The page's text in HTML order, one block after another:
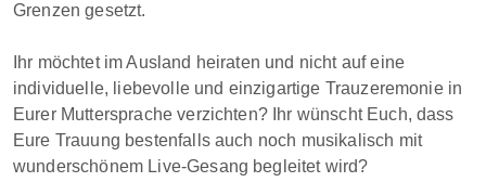
Grenzen gesetzt.
Ihr möchtet im Ausland heiraten und nicht auf eine
individuelle, liebevolle und einzigartige Trauzeremonie in
Eurer Muttersprache verzichten? Ihr wünscht Euch, dass
Eure Trauung bestenfalls auch noch musikalisch mit
wunderschönem Live-Gesang begleitet wird?